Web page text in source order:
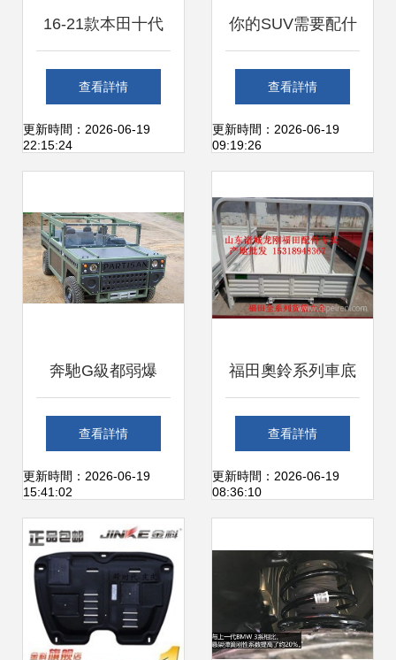
16-21款本田十代
思域車身下護板與
底盤防護板的全面
查看詳情
更新時間：2026-06-19
22:15:24
你的SUV需要配什
么樣的車底護板？
全面解析車底防護
查看詳情
更新時間：2026-06-19
09:19:26
奔馳G級都弱爆
了！這車才是越野
之王，質保100
年，50年都開不壞
查看詳情
更新時間：2026-06-19
15:41:02
福田奧鈴系列車底
防護板選購指南 原
廠品質與實用升級
查看詳情
更新時間：2026-06-19
08:36:10